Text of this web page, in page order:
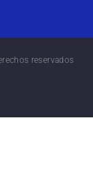
reservados